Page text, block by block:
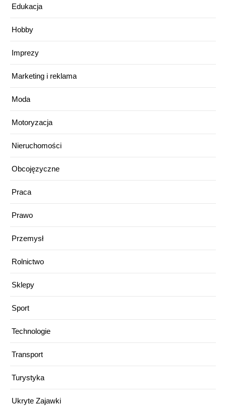
Edukacja
Hobby
Imprezy
Marketing i reklama
Moda
Motoryzacja
Nieruchomości
Obcojęzyczne
Praca
Prawo
Przemysł
Rolnictwo
Sklepy
Sport
Technologie
Transport
Turystyka
Ukryte Zajawki